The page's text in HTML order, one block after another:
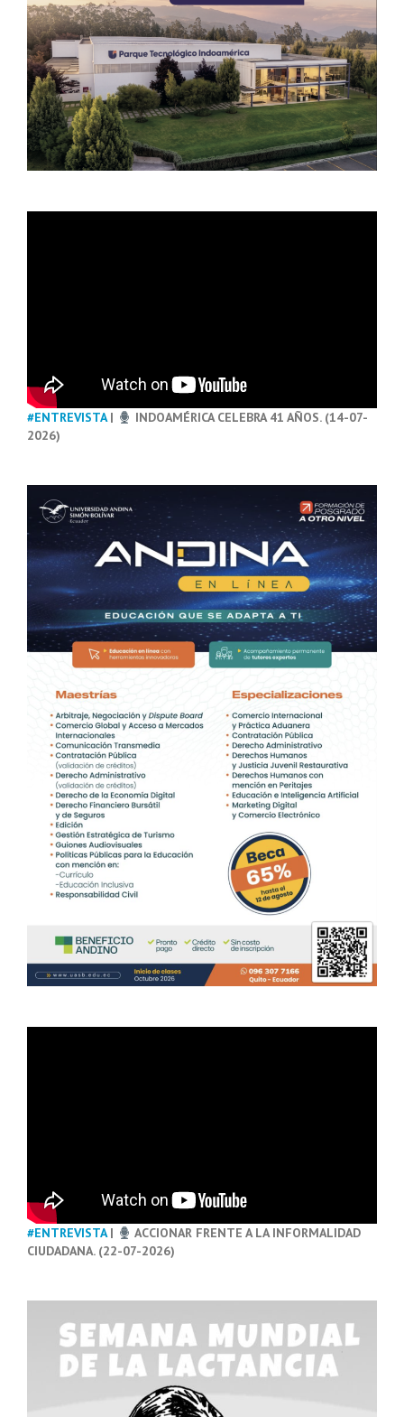
#ENTREVISTA|
INDOAMÉRICA CELEBRA 41 AÑOS. (14-07-
2026)
#ENTREVISTA|
ACCIONAR FRENTE A LA INFORMALIDAD
CIUDADANA. (22-07-2026)